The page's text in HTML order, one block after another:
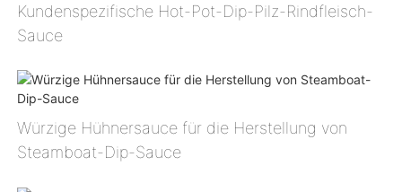
Kundenspezifische Hot-Pot-Dip-Pilz-Rindfleisch-
Sauce
Würzige Hühnersauce für die Herstellung von
Steamboat-Dip-Sauce